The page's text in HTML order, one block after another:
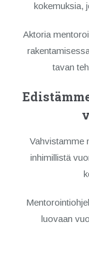
kokemuksia,
Aktoria
tavan
Vahvistamme
inhimillistä
luovaan